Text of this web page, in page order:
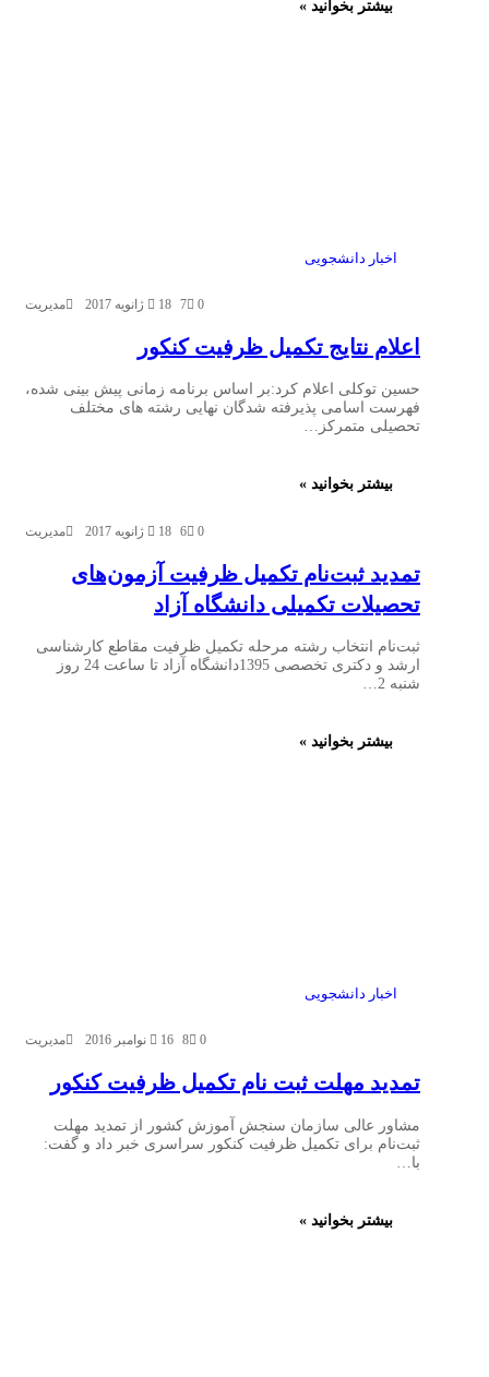
بیشتر بخوانید »
اخبار دانشجویی
مدیریت 18 ژانویه 2017 0
7
اعلام نتایج تکمیل ظرفیت کنکور
حسین توکلی اعلام کرد:بر اساس برنامه زمانی پیش بینی شده،
فهرست اسامی پذیرفته شدگان نهایی رشته های مختلف
تحصیلی متمرکز…
بیشتر بخوانید »
مدیریت 18 ژانویه 2017 0
6
تمدید ثبت‌نام تکمیل ظرفیت آزمون‌های
تحصیلات تکمیلی دانشگاه آزاد
ثبت‌نام انتخاب رشته مرحله تکمیل ظرفیت مقاطع کارشناسی
ارشد و دکتری تخصصی 1395دانشگاه آزاد تا ساعت 24 روز
شنبه 2…
بیشتر بخوانید »
اخبار دانشجویی
مدیریت 16 نوامبر 2016 0
8
تمدید مهلت ثبت نام تکمیل ظرفیت کنکور
مشاور عالی سازمان سنجش آموزش کشور از تمدید مهلت
ثبت‌نام برای تکمیل ظرفیت کنکور سراسری خبر داد و گفت:
با…
بیشتر بخوانید »